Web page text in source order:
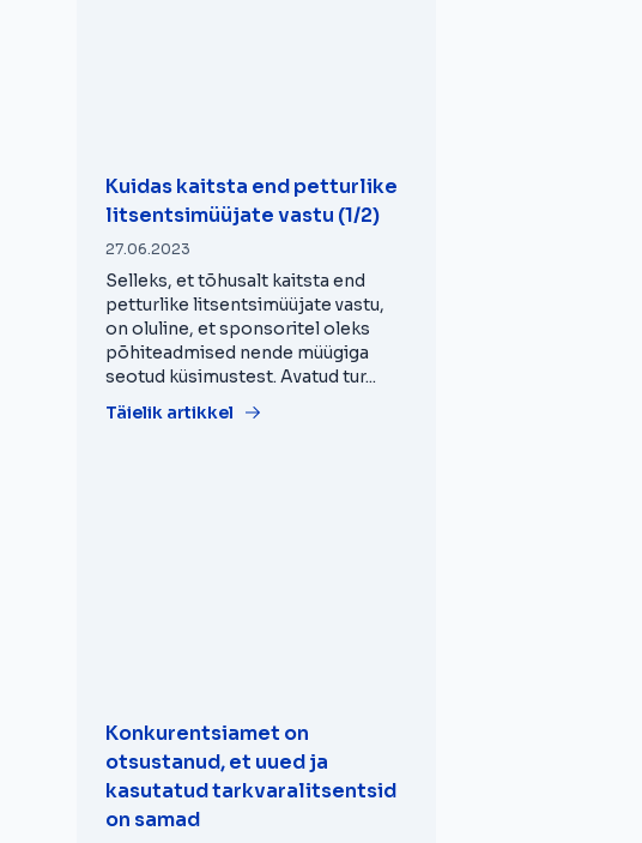
Kuidas kaitsta end petturlike
litsentsimüüjate vastu (1/2)
27.06.2023
Selleks, et tõhusalt kaitsta end
petturlike litsentsimüüjate vastu,
on oluline, et sponsoritel oleks
põhiteadmised nende müügiga
seotud küsimustest. Avatud tur...
Täielik artikkel
Konkurentsiamet on
otsustanud, et uued ja
kasutatud tarkvaralitsentsid
on samad